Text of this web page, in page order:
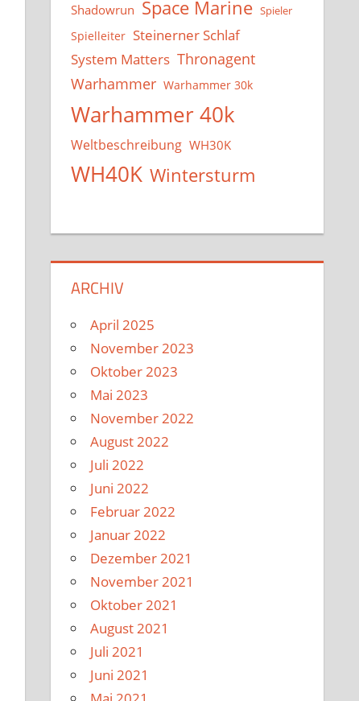
Shadowrun Space Marine Spieler
Spielleiter Steinerner Schlaf
System Matters Thronagent
Warhammer Warhammer 30k
Warhammer 40k
Weltbeschreibung WH30K
WH40K Wintersturm
ARCHIV
April 2025
November 2023
Oktober 2023
Mai 2023
November 2022
August 2022
Juli 2022
Juni 2022
Februar 2022
Januar 2022
Dezember 2021
November 2021
Oktober 2021
August 2021
Juli 2021
Juni 2021